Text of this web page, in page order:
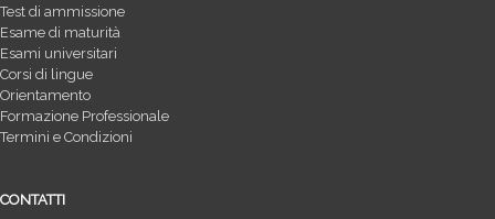
Test di ammissione
Esame di maturità
Esami universitari
Corsi di lingue
Orientamento
Formazione Professionale
Termini e Condizioni
CONTATTI